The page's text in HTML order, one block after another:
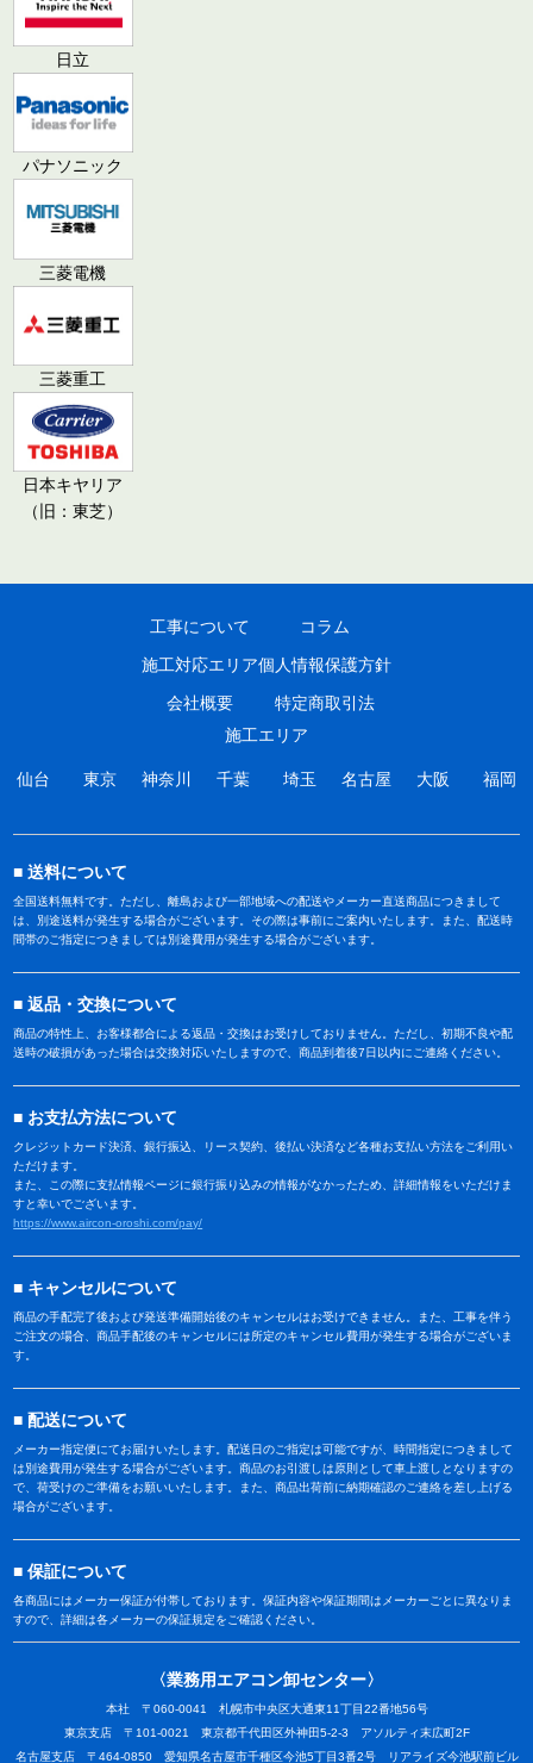
日立
パナソニック
三菱電機
三菱重工
日本キヤリア
（旧：東芝）
工事について
施工対応エリア
会社概要
コラム
個人情報保護方針
特定商取引法
施工エリア
仙台 東京 神奈川 千葉 埼玉 名古屋 大阪 福岡
送料について
全国送料無料です。ただし、離島および一部地域への配送やメーカー直送商品につきまして
は、別途送料が発生する場合がございます。その際は事前にご案内いたします。また、配送時
間帯のご指定につきましては別途費用が発生する場合がございます。
返品・交換について
商品の特性上、お客様都合による返品・交換はお受けしておりません。ただし、初期不良や配
送時の破損があった場合は交換対応いたしますので、商品到着後7日以内にご連絡ください。
お支払方法について
クレジットカード決済、銀行振込、リース契約、後払い決済など各種お支払い方法をご利用い
ただけます。
また、この際に支払情報ページに銀行振り込みの情報がなかったため、詳細情報をいただけま
すと幸いでございます。
https://www.aircon-oroshi.com/pay/
キャンセルについて
商品の手配完了後および発送準備開始後のキャンセルはお受けできません。また、工事を伴う
ご注文の場合、商品手配後のキャンセルには所定のキャンセル費用が発生する場合がございま
す。
配送について
メーカー指定便にてお届けいたします。配送日のご指定は可能ですが、時間指定につきまして
は別途費用が発生する場合がございます。商品のお引渡しは原則として車上渡しとなりますの
で、荷受けのご準備をお願いいたします。また、商品出荷前に納期確認のご連絡を差し上げる
場合がございます。
保証について
各商品にはメーカー保証が付帯しております。保証内容や保証期間はメーカーごとに異なりま
すので、詳細は各メーカーの保証規定をご確認ください。
〈業務用エアコン卸センター〉
本社 〒060-0041 札幌市中央区大通東11丁目22番地56号
東京支店 〒101-0021 東京都千代田区外神田5-2-3 アソルティ末広町2F
名古屋支店 〒464-0850 愛知県名古屋市千種区今池5丁目3番2号 リアライズ今池駅前ビル